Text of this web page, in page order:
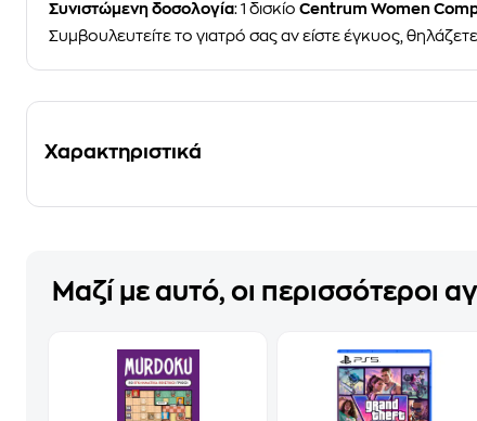
Συνιστώμενη δοσολογία: 1 δισκίο Centrum Women
Συμβουλευτείτε το γιατρό σας αν είστε έγκυος,
Χαρακτηριστικά
Μαζί με αυτό, οι περισσότεροι